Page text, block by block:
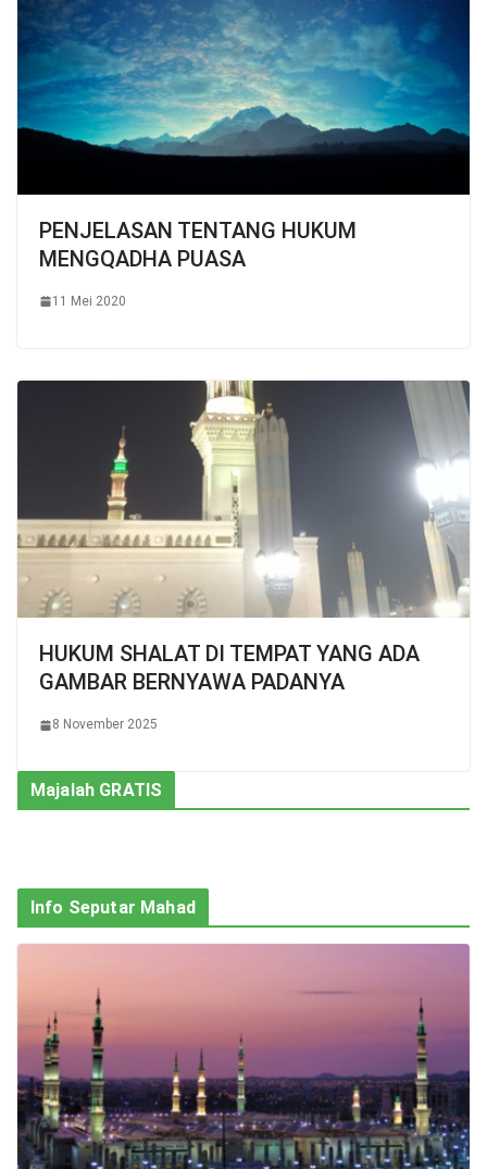
PENJELASAN TENTANG HUKUM
MENGQADHA PUASA
11 Mei 2020
HUKUM SHALAT DI TEMPAT YANG ADA
GAMBAR BERNYAWA PADANYA
8 November 2025
Majalah GRATIS
Info Seputar Mahad